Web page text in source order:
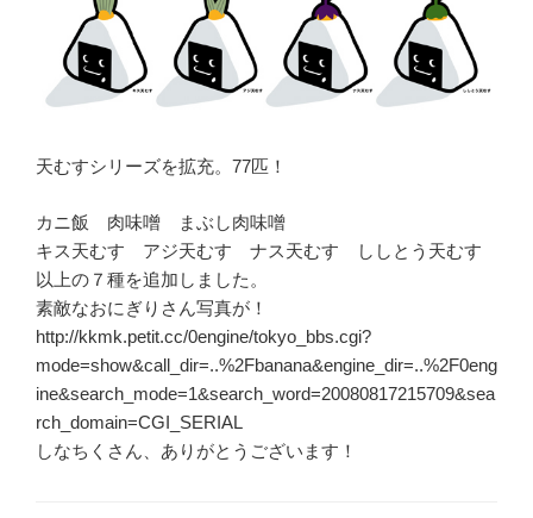
天むすシリーズを拡充。77匹！
カニ飯 肉味噌 まぶし肉味噌
キス天むす アジ天むす ナス天むす ししとう天むす
以上の７種を追加しました。
素敵なおにぎりさん写真が！
http://kkmk.petit.cc/0engine/tokyo_bbs.cgi?
mode=show&call_dir=..%2Fbanana&engine_dir=..%2F0eng
ine&search_mode=1&search_word=20080817215709&sea
rch_domain=CGI_SERIAL
しなちくさん、ありがとうございます！